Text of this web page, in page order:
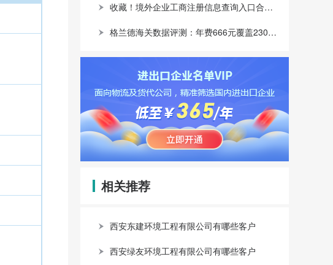
收藏！境外企业工商注册信息查询入口合集，跨境背调看这一篇就够了
格兰德海关数据评测：年费666元覆盖230个国家和地区，SOHO和中小企业的高性价比之选
相关推荐
西安东建环境工程有限公司有哪些客户
西安绿友环境工程有限公司有哪些客户